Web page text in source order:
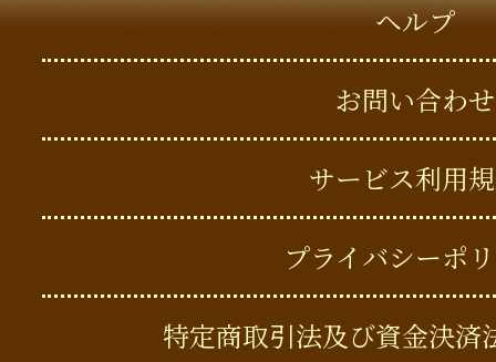
ヘルプ
お問い合わせ
サービス利用
プライバシーポ
特定商取引法及び資金決済